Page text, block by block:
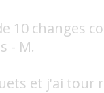
10 changes
- M.
et j'ai tour